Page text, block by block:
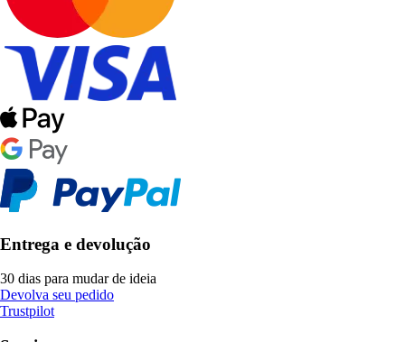
Entrega e devolução
30 dias para mudar de ideia
Devolva seu pedido
Trustpilot